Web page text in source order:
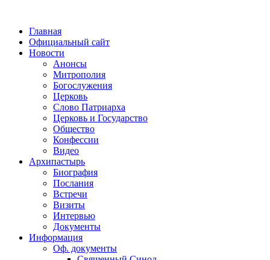
Главная
Официальный сайт
Новости
Анонсы
Митрополия
Богослужения
Церковь
Слово Патриарха
Церковь и Государство
Общество
Конфессии
Видео
Архипастырь
Биография
Послания
Встречи
Визиты
Интервью
Документы
Информация
Оф. документы